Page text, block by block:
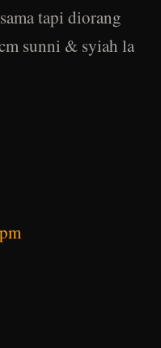
tapi diorang
sunni & syiah la